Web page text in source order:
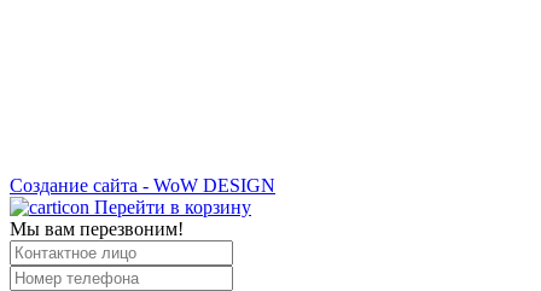
Создание сайта - WoW DESIGN
Перейти в корзину
Мы вам перезвоним!